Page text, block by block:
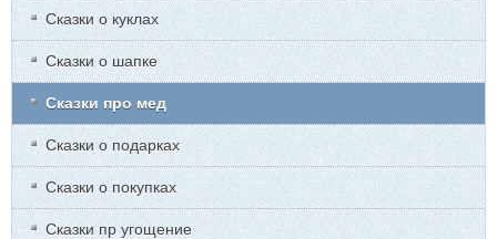
Сказки о куклах
Сказки о шапке
Сказки про мед
Сказки о подарках
Сказки о покупках
Сказки пр угощение